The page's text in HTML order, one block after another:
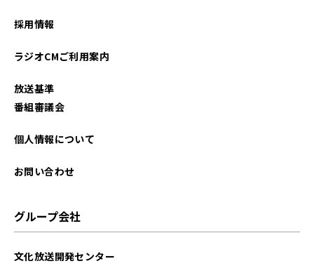
採用情報
ラジオCMご利用案内
放送基準
番組審議会
個人情報について
お問い合わせ
グループ会社
文化放送開発センター